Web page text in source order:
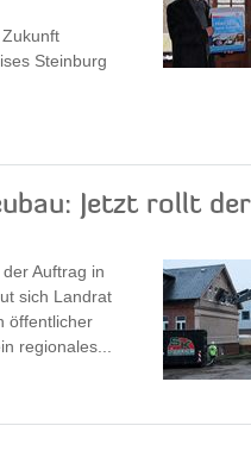
Steinburg
Jetzt rollt der
Auftrag in
sich Landrat
öffentlicher
regionales...